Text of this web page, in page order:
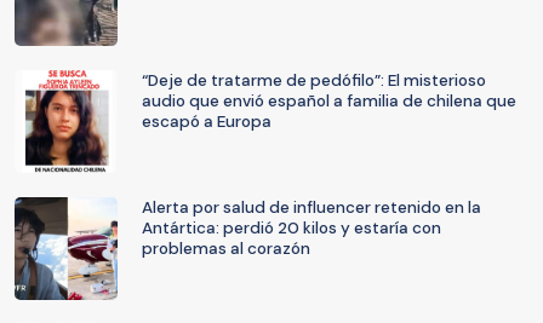
“Deje de tratarme de pedófilo”: El misterioso
audio que envió español a familia de chilena que
escapó a Europa
Alerta por salud de influencer retenido en la
Antártica: perdió 20 kilos y estaría con
problemas al corazón